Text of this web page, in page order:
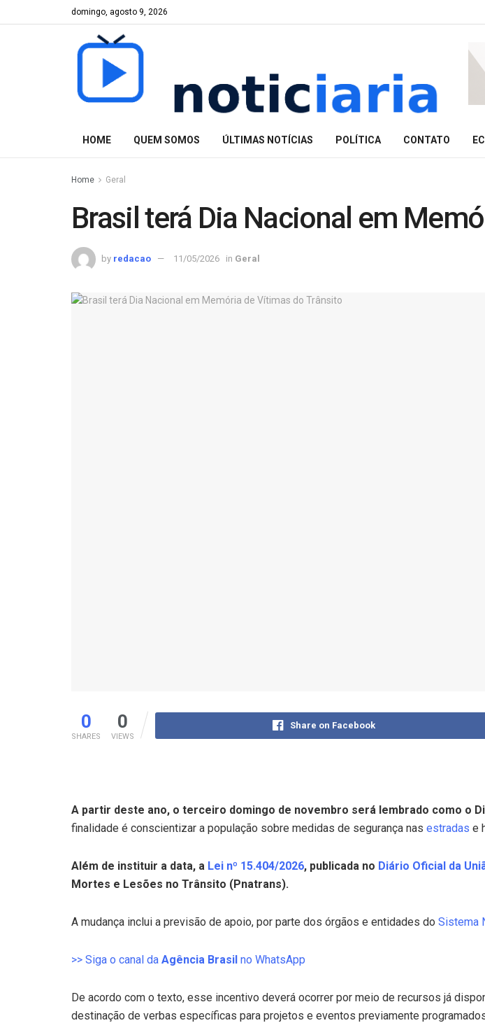
domingo, agosto 9, 2026
HOME QUEM SOMOS ÚLTIMAS NOTÍCIAS POLÍTICA CONTATO
Home Geral
Brasil terá Dia Nacional em
by redacao 11/05/2026 in Geral
0
SHARES
0
VIEWS
Share on Facebook
A partir deste ano, o terceiro domingo de novembro será lembrado como o
finalidade é conscientizar a população sobre medidas de segurança nas estradas e
Além de instituir a data, a Lei nº 15.404/2026, publicada no Diário Oficial da
Mortes e Lesões no Trânsito (Pnatrans).
A mudança inclui a previsão de apoio, por parte dos órgãos e entidades do Sistema
>> Siga o canal da Agência Brasil no WhatsApp
De acordo com o texto, esse incentivo deverá ocorrer por meio de recursos já
destinação de verbas específicas para projetos e eventos previamente